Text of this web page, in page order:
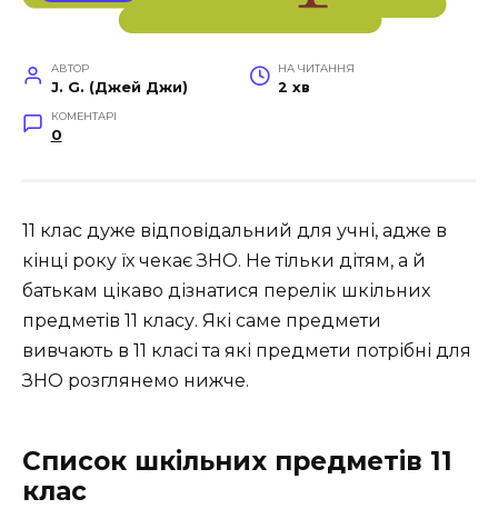
АВТОР
J. G. (Джей Джи)
НА ЧИТАННЯ
2 хв
КОМЕНТАРІ
0
11 клас дуже відповідальний для учні, адже в
кінці року їх чекає ЗНО. Не тільки дітям, а й
батькам цікаво дізнатися перелік шкільних
предметів 11 класу. Які саме предмети
вивчають в 11 класі та які предмети потрібні для
ЗНО розглянемо нижче.
Список шкільних предметів 11
клас